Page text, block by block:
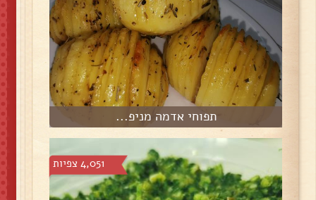
תפוחי אדמה מניפ...
4,051 צפיות